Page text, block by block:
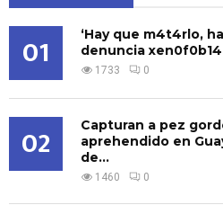
01
‘Hay que m4t4rlo,
denuncia
1733 0
02
Capturan a pez
aprehendido en
de...
1460 0